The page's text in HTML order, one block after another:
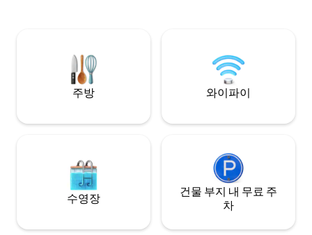
어, 고급스러운 편안함, 최고의 시내 위치 덕
분에 이곳은 모든 계절에 어울리는 세련된
휴양지로, 모험과 즐거움이 만나는 곳입니
어 겨울철에 아늑
셔서 쉬세요. 활력
주방 와이파이
수영장
건물 부지 내 무료 주
차